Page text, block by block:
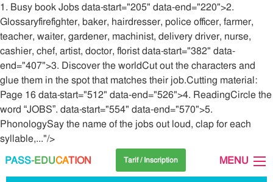
1. Busy book Jobs data-start="205" data-end="220">2.
Glossaryfirefighter, baker, hairdresser, police officer, farmer,
teacher, waiter, gardener, machinist, delivery driver, nurse,
cashier, chef, artist, doctor, florist data-start="382" data-
end="407">3. Discover the worldCut out the characters and
glue them in the spot that matches their job.Cutting material:
Page 16 data-start="512" data-end="526">4. ReadingCircle the
word “JOBS”. data-start="554" data-end="570">5.
PhonologySay the name of the jobs out loud, clap for each
syllable,..."/>
PASS-EDUCATION Tarif / Inscription MENU